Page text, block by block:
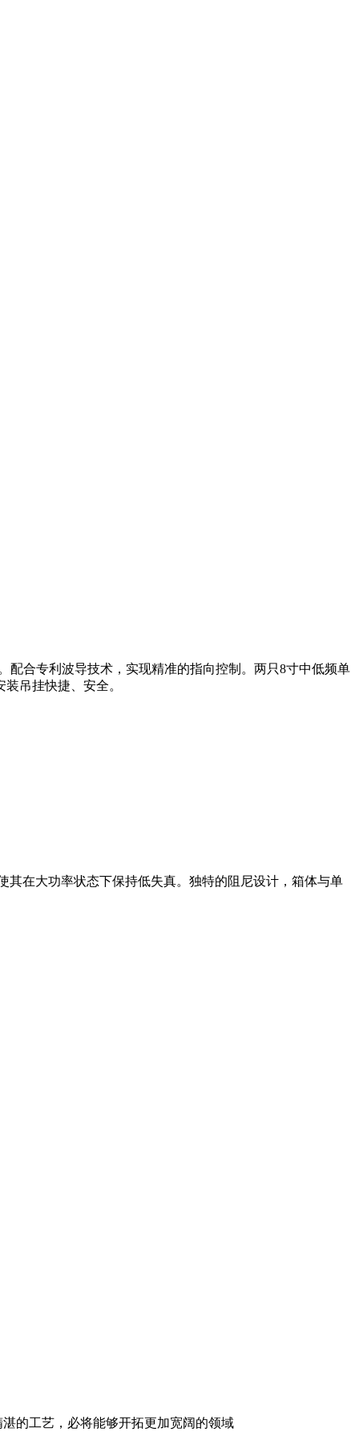
配合专利波导技术，实现精准的指向控制。两只8寸中低频单
吊挂快捷、安全。
其在大功率状态下保持低失真。独特的阻尼设计，箱体与单
的工艺，必将能够开拓更加宽阔的领域